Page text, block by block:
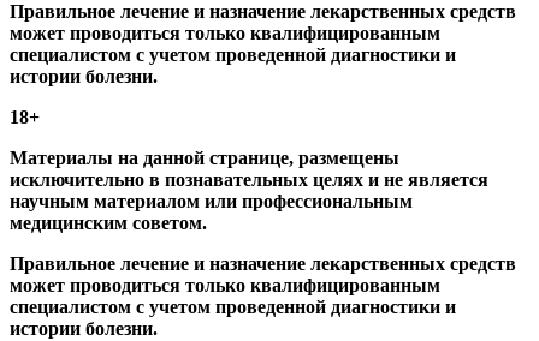
Правильное лечение и назначение лекарственных средств
может проводиться только квалифицированным
специалистом с учетом проведенной диагностики и
истории болезни.
18+
Материалы на данной странице, размещены
исключительно в познавательных целях и не является
научным материалом или профессиональным
медицинским советом.
Правильное лечение и назначение лекарственных средств
может проводиться только квалифицированным
специалистом с учетом проведенной диагностики и
истории болезни.